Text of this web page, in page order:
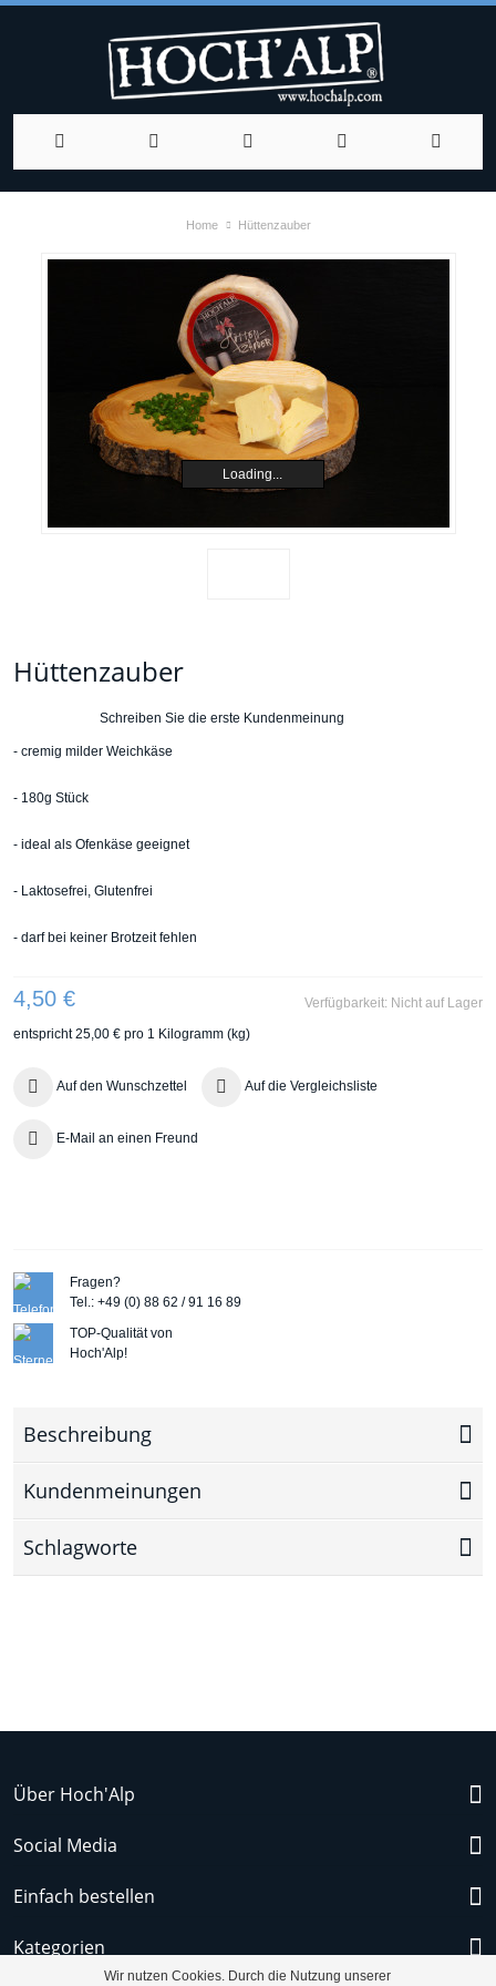
Home Hüttenzauber
Loading...
Hüttenzauber
Schreiben Sie die erste Kundenmeinung
- cremig milder Weichkäse
- 180g Stück
- ideal als Ofenkäse geeignet
- Laktosefrei, Glutenfrei
- darf bei keiner Brotzeit fehlen
Verfügbarkeit: Nicht auf Lager
4,50 €
entspricht25,00 € pro 1 Kilogramm (kg)
Auf den Wunschzettel Auf die Vergleichsliste
E-Mail an einen Freund
Fragen?
Tel.: +49 (0) 88 62 / 91 16 89
TOP-Qualität von
Hoch'Alp!
Beschreibung
Kundenmeinungen
Schlagworte
Über Hoch'Alp
Social Media
Einfach bestellen
Kategorien
Wir nutzen Cookies. Durch die Nutzung unserer